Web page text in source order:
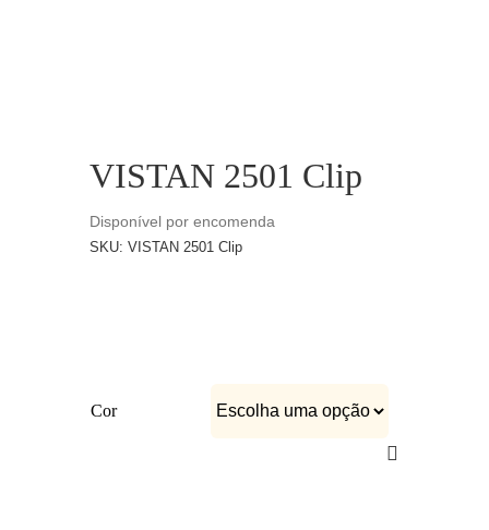
VISTAN 2501 Clip
Disponível por encomenda
SKU:VISTAN 2501 Clip
Cor